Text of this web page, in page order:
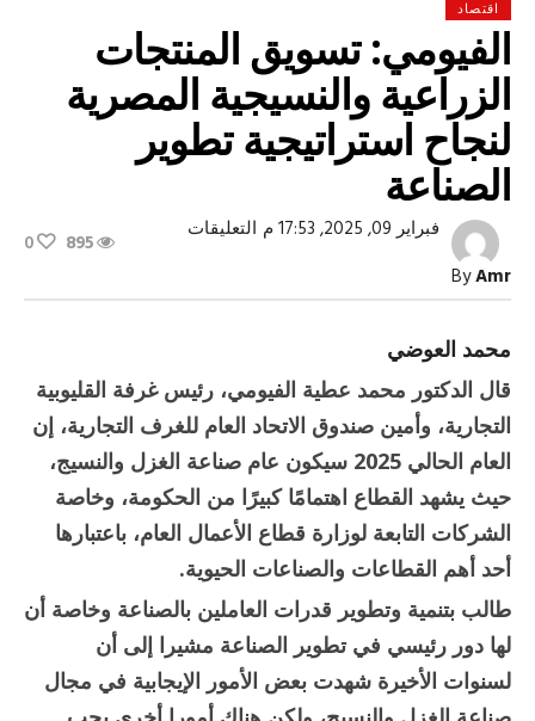
اقتصاد
الفيومي: تسويق المنتجات
الزراعية والنسيجية المصرية
لنجاح استراتيجية تطوير
الصناعة
ByAmr
فبراير 09, 2025, 17:53 م التعليقاتعلى
الزراعية
استراتيجية
تطوير
الصناعة
مغلقة
895
0
محمد العوضي
قال الدكتور محمد عطية الفيومي، رئيس غرفة القليوبية
التجارية، وأمين صندوق الاتحاد العام للغرف التجارية، إن
العام الحالي 2025 سيكون عام صناعة الغزل والنسيج،
حيث يشهد القطاع اهتمامًا كبيرًا من الحكومة، وخاصة
الشركات التابعة لوزارة قطاع الأعمال العام، باعتبارها
أحد أهم القطاعات والصناعات الحيوية.
طالب بتنمية وتطوير قدرات العاملين بالصناعة وخاصة أن
لها دور رئيسي في تطوير الصناعة مشيرا إلى أن
لسنوات الأخيرة شهدت بعض الأمور الإيجابية في مجال